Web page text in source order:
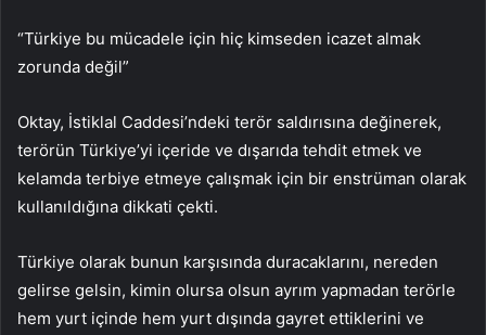
“Türkiye bu mücadele için hiç kimseden icazet almak
zorunda değil”
Oktay, İstiklal Caddesi’ndeki terör saldırısına değinerek,
terörün Türkiye’yi içeride ve dışarıda tehdit etmek ve
kelamda terbiye etmeye çalışmak için bir enstrüman olarak
kullanıldığına dikkati çekti.
Türkiye olarak bunun karşısında duracaklarını, nereden
gelirse gelsin, kimin olursa olsun ayrım yapmadan terörle
hem yurt içinde hem yurt dışında gayret ettiklerini ve